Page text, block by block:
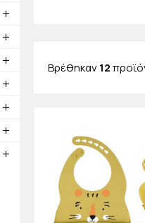
λύσουν τα χέρια.
Βρέθηκαν12